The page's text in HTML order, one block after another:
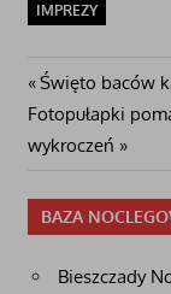
IMPREZY
wpisu
Poprzedni
post:
Święto baców
Następny
wpis
Fotopułapki
wykroczeń
BAZA
Bieszczady